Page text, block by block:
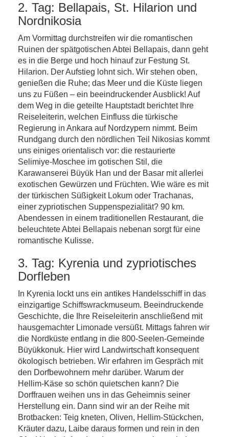
2. Tag: Bellapais, St. Hilarion und
Nordnikosia
Am Vormittag durchstreifen wir die romantischen
Ruinen der spätgotischen Abtei Bellapais, dann geht
es in die Berge und hoch hinauf zur Festung St.
Hilarion. Der Aufstieg lohnt sich. Wir stehen oben,
genießen die Ruhe; das Meer und die Küste liegen
uns zu Füßen – ein beeindruckender Ausblick! Auf
dem Weg in die geteilte Hauptstadt berichtet Ihre
Reiseleiterin, welchen Einfluss die türkische
Regierung in Ankara auf Nordzypern nimmt. Beim
Rundgang durch den nördlichen Teil Nikosias kommt
uns einiges orientalisch vor: die restaurierte
Selimiye-Moschee im gotischen Stil, die
Karawanserei Büyük Han und der Basar mit allerlei
exotischen Gewürzen und Früchten. Wie wäre es mit
der türkischen Süßigkeit Lokum oder Trachanas,
einer zypriotischen Suppenspezialität? 90 km.
Abendessen in einem traditionellen Restaurant, die
beleuchtete Abtei Bellapais nebenan sorgt für eine
romantische Kulisse.
3. Tag: Kyrenia und zypriotisches
Dorfleben
In Kyrenia lockt uns ein antikes Handelsschiff in das
einzigartige Schiffswrackmuseum. Beeindruckende
Geschichte, die Ihre Reiseleiterin anschließend mit
hausgemachter Limonade versüßt. Mittags fahren wir
die Nordküste entlang in die 800-Seelen-Gemeinde
Büyükkonuk. Hier wird Landwirtschaft konsequent
ökologisch betrieben. Wir erfahren im Gespräch mit
den Dorfbewohnern mehr darüber. Warum der
Hellim-Käse so schön quietschen kann? Die
Dorffrauen weihen uns in das Geheimnis seiner
Herstellung ein. Dann sind wir an der Reihe mit
Brotbacken: Teig kneten, Oliven, Hellim-Stückchen,
Kräuter dazu, Laibe daraus formen und rein in den